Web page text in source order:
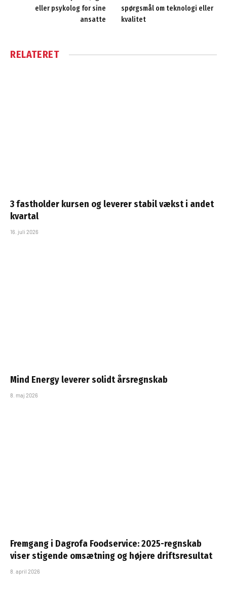
eller psykolog for sine
ansatte
spørgsmål om teknologi eller
kvalitet
RELATERET
3 fastholder kursen og leverer stabil vækst i andet
kvartal
16. juli 2026
Mind Energy leverer solidt årsregnskab
8. maj 2026
Fremgang i Dagrofa Foodservice: 2025-regnskab
viser stigende omsætning og højere driftsresultat
8. april 2026